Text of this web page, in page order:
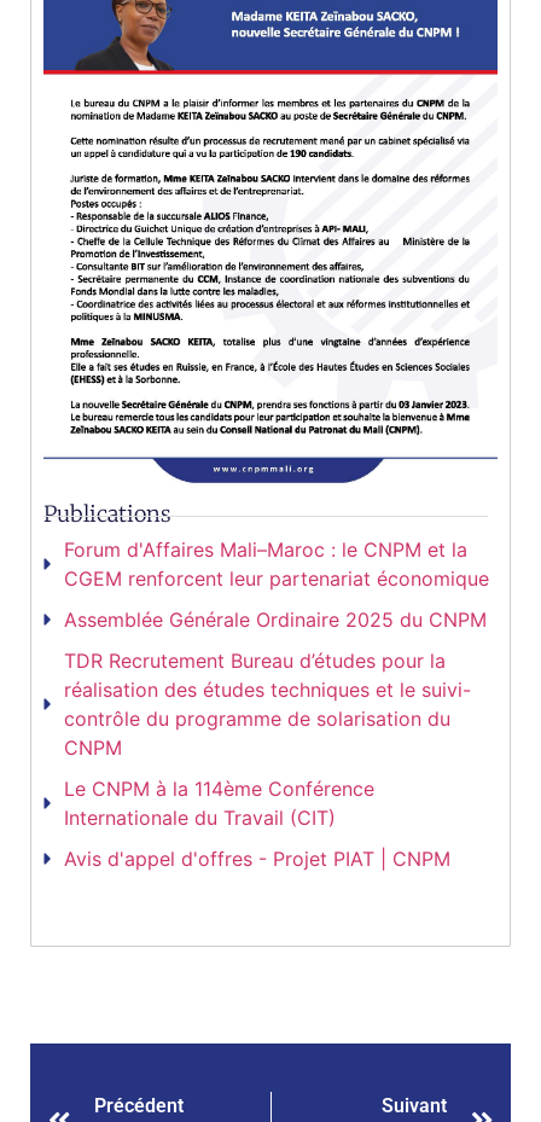
Publications
Forum d'Affaires Mali–Maroc : le CNPM et la
CGEM renforcent leur partenariat économique
Assemblée Générale Ordinaire 2025 du CNPM
TDR Recrutement Bureau d’études pour la
réalisation des études techniques et le suivi-
contrôle du programme de solarisation du
CNPM
Le CNPM à la 114ème Conférence
Internationale du Travail (CIT)
Avis d'appel d'offres - Projet PIAT | CNPM
Précédent
Suivant